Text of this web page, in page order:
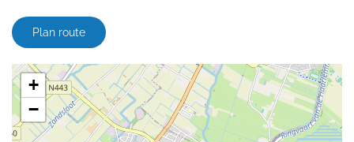
Plan route
+
−